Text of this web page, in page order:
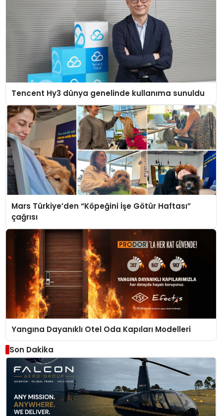
Tencent Hy3 dünya genelinde kullanıma sunuldu
Mars Türkiye’den “Köpeğini İşe Götür Haftası”
çağrısı
Yangına Dayanıklı Otel Oda Kapıları Modelleri
Son Dakika